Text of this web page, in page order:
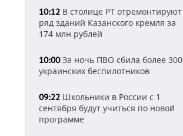
10:12 В столице РТ отремонтируют
ряд зданий Казанского кремля за
174 млн рублей
10:00За ночь ПВО сбила более 300
украинских беспилотников
09:22 Школьники в России с 1
сентября будут учиться по новой
программе